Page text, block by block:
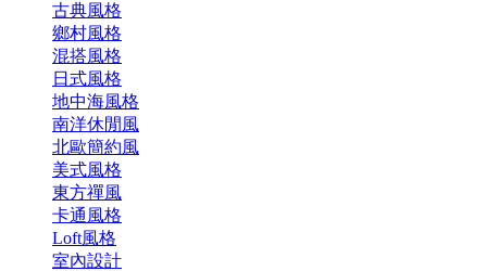
古典風格
鄉村風格
混搭風格
日式風格
地中海風格
南洋休閒風
北歐簡約風
美式風格
東方禪風
卡通風格
Loft風格
室內設計